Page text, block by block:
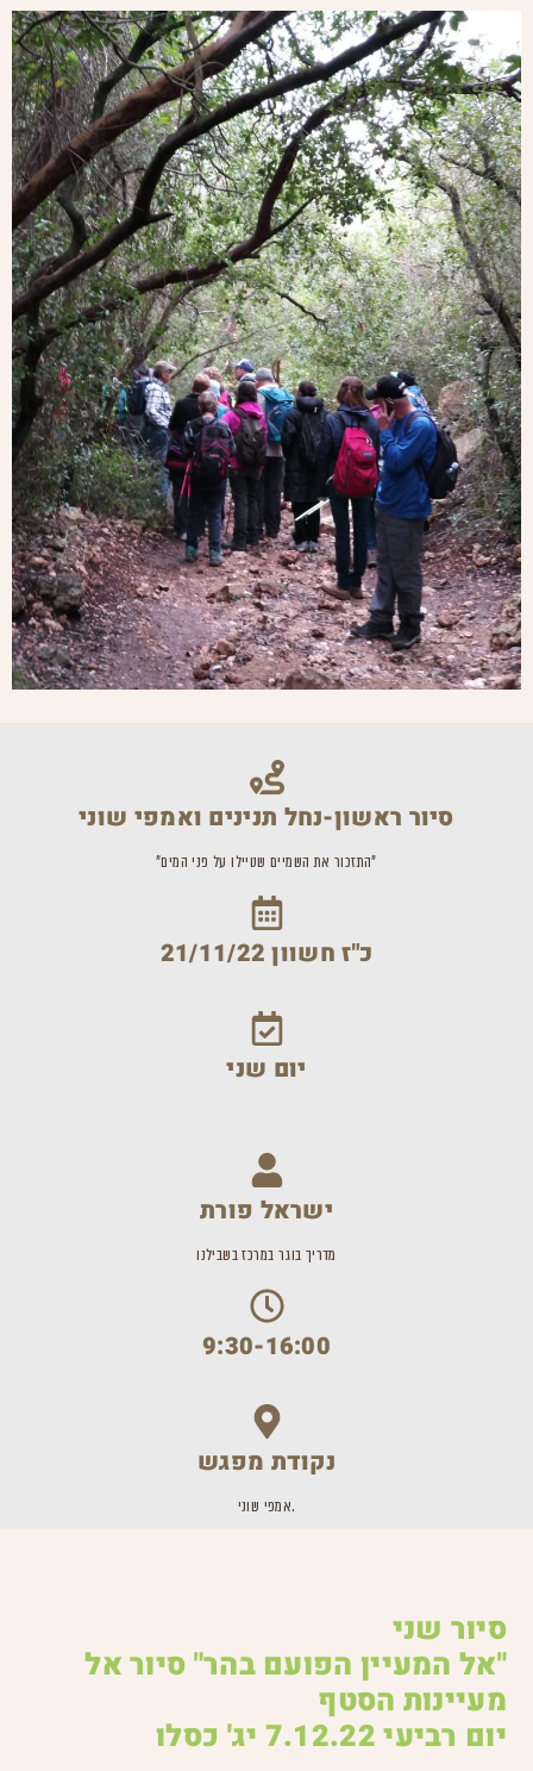
סיור ראשון-נחל תנינים ואמפי שוני
"התזכור את השמיים שטיילו על פני המים"
כ"ז חשוון 21/11/22
יום שני
ישראל פורת
מדריך בוגר במרכז בשבילנו
9:30-16:00
נקודת מפגש
.אמפי שוני
סיור שני
"אל המעיין הפועם בהר" סיור אל
מעיינות הסטף
יום רביעי 7.12.22 יג' כסלו